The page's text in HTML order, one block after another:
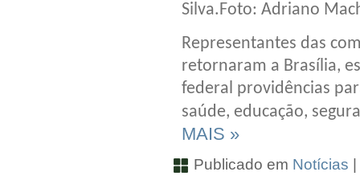
Silva.Foto: Adriano
Representantes das
retornaram a Brasília,
federal providências
saúde, educação,
MAIS »
Publicado em Notícias